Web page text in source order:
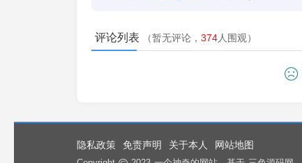
评论列表 （暂无评论， 374人围观）
隐私政策 免责声明 关于本人 网站地图